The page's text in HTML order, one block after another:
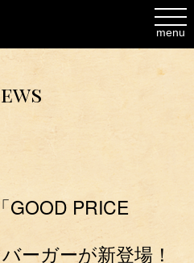
menu
GOOD PRICE
ーガーが新登場！